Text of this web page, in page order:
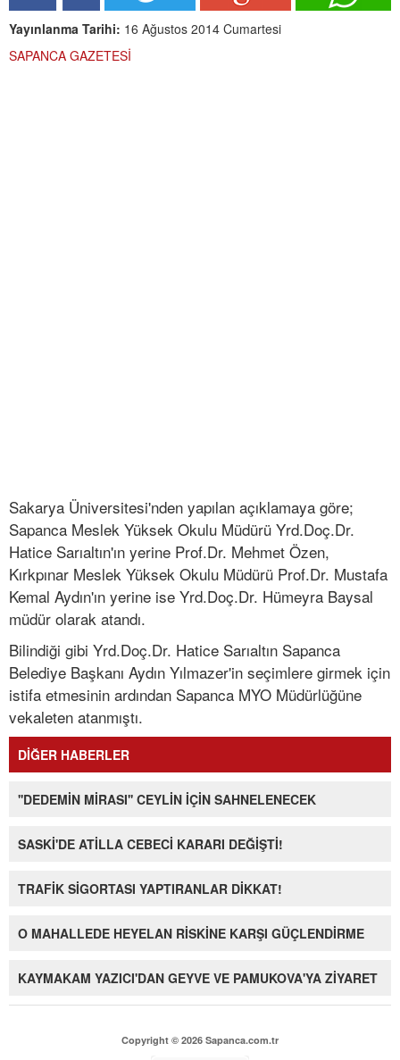
Yayınlanma Tarihi: 16 Ağustos 2014 Cumartesi
SAPANCA GAZETESİ
Sakarya Üniversitesi'nden yapılan açıklamaya göre;
Sapanca Meslek Yüksek Okulu Müdürü Yrd.Doç.Dr.
Hatice Sarıaltın'ın yerine Prof.Dr. Mehmet Özen,
Kırkpınar Meslek Yüksek Okulu Müdürü Prof.Dr. Mustafa
Kemal Aydın'ın yerine ise Yrd.Doç.Dr. Hümeyra Baysal
müdür olarak atandı.
Bilindiği gibi Yrd.Doç.Dr. Hatice Sarıaltın Sapanca
Belediye Başkanı Aydın Yılmazer'in seçimlere girmek için
istifa etmesinin ardından Sapanca MYO Müdürlüğüne
vekaleten atanmıştı.
DİĞER HABERLER
''DEDEMİN MİRASI'' CEYLİN İÇİN SAHNELENECEK
SASKİ'DE ATİLLA CEBECİ KARARI DEĞİŞTİ!
TRAFİK SİGORTASI YAPTIRANLAR DİKKAT!
O MAHALLEDE HEYELAN RİSKİNE KARŞI GÜÇLENDİRME
KAYMAKAM YAZICI'DAN GEYVE VE PAMUKOVA'YA ZİYARET
Copyright © 2026 Sapanca.com.tr